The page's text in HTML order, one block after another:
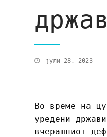
јули 28, 2023
Во време на
уредени
вчерашниот